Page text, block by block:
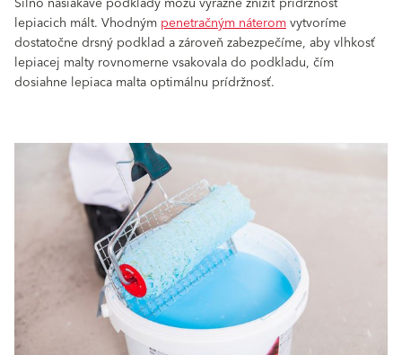
lepiacich mált. Vhodným penetračným náteromvytvoríme
dostatočne drsný podklad a zároveň zabezpečíme, aby vlhkosť
lepiacej malty rovnomerne vsakovala do podkladu, čím
dosiahne lepiaca malta optimálnu prídržnosť.